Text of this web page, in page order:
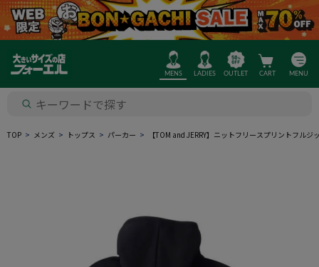
MENS LADIES OUTLET CART MENU
TOP メンズ トップス パーカー 【TOM and JERRY】ニットフリースプリントフル